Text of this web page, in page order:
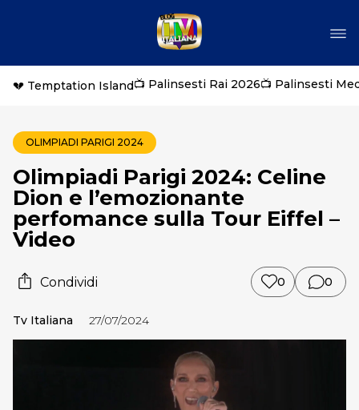
💔 Temptation Island📺 Palinsesti Rai 2026📺 Palinsesti
OLIMPIADI PARIGI 2024
Olimpiadi Parigi 2024: Celine
Dion e l’emozionante
perfomance sulla Tour Eiffel –
Video
Condividi 0 0
Tv Italiana 27/07/2024